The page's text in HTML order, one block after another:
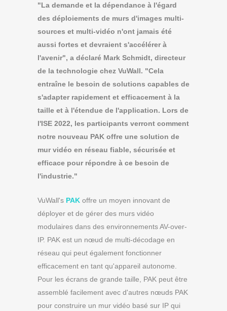
"La demande et la dépendance à l'égard
des déploiements de murs d'images multi-
sources et multi-vidéo n'ont jamais été
aussi fortes et devraient s'accélérer à
l'avenir", a déclaré Mark Schmidt, directeur
de la technologie chez VuWall. "Cela
entraîne le besoin de solutions capables de
s'adapter rapidement et efficacement à la
taille et à l'étendue de l'application. Lors de
l'ISE 2022, les participants verront comment
notre nouveau PAK offre une solution de
mur vidéo en réseau fiable, sécurisée et
efficace pour répondre à ce besoin de
l'industrie."
VuWall's PAK offre un moyen innovant de
déployer et de gérer des murs vidéo
modulaires dans des environnements AV-over-
IP. PAK est un nœud de multi-décodage en
réseau qui peut également fonctionner
efficacement en tant qu'appareil autonome.
Pour les écrans de grande taille, PAK peut être
assemblé facilement avec d'autres nœuds PAK
pour construire un mur vidéo basé sur IP qui